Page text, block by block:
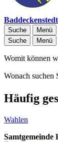
Baddeckenstedt
Suche
Menü
Suche
Menü
Womit können
Wonach suchen
Häufig
Wahlen
Samtgemeinde